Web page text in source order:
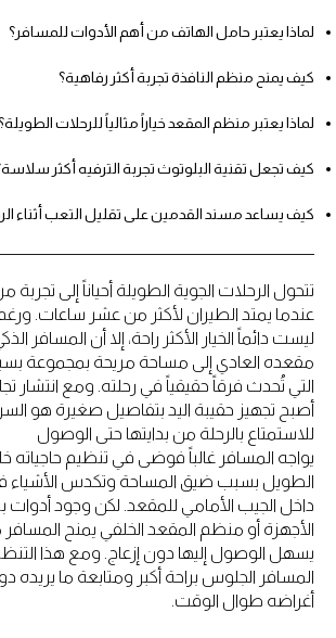
لماذا يعتبر حامل الهاتف من أهم الأدوات للمسافر؟
كيف يمنح منظم النافذة تجربة أكثر رفاهية؟
لماذا يعتبر منظم المقعد خياراً مثالياً للرحلات
كيف تجعل تقنية البلوتوث تجربة الترفيه أكثر
كيف يساعد مسند القدمين على تقليل التعب أثناء
تتحول الرحلات الجوية الطويلة أحياناً إلى
عندما يمتد الطيران لأكثر من عشر ساعات.
ليست دائماً الخيار الأكثر راحة، إلا أن المسافر
مقعده العادي إلى مساحة مريحة بمجموعة
التي تُحدث فرقاً حقيقياً في رحلته. ومع انتشار
أصبح تجهيز حقيبة اليد بتفاصيل صغيرة هو
للاستمتاع بالرحلة من بدايتها حتى الوصول
يواجه المسافر غالباً فوضى في تنظيم حاجياته
الطويل بسبب ضيق المساحة وتكدس الأشياء
داخل الجيب الأمامي للمقعد. لكن وجود
الأجهزة أو منظم المقعد الخلفي يمنح
يسهل الوصول إليها دون إزعاج. ومع هذا
المسافر الجلوس براحة أكبر ومتابعة ما يريده
أغراضه طوال الوقت.